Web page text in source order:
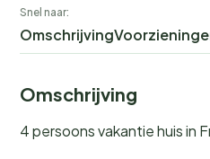
Snel naar:
Omschrijving
Omschrijving
4 persoons vakantie huis in